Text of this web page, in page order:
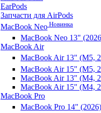
EarPods
Запчасти для AirPods
MacBook Neo Новинка
MacBook Neo 13"
MacBook Air
MacBook Air 13" (M5,
MacBook Air 15" (M5,
MacBook Air 13" (M4,
MacBook Air 15" (M4,
MacBook Pro
MacBook Pro 14" (2026)